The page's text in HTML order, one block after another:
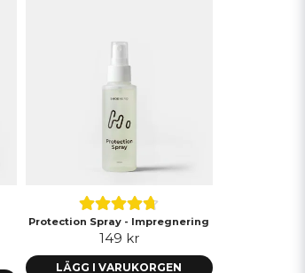
Protection Spray - Impregnering
149 kr
LÄGG I VARUKORGEN